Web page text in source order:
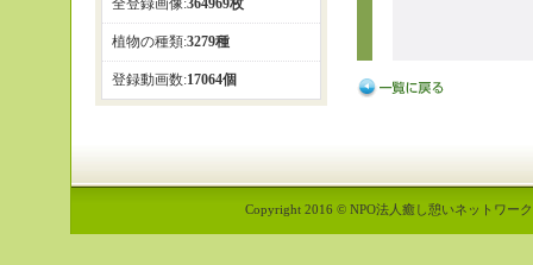
全登録画像:364969枚
植物の種類:3279種
登録動画数:17064個
Copyright 2016 © NPO法人癒し憩いネットワー